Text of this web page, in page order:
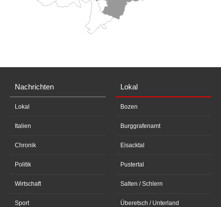
Nachrichten
Lokal
Italien
Chronik
Politik
Wirtschaft
Sport
Lokal
Bozen
Burggrafenamt
Eisacktal
Pustertal
Salten / Schlern
Überetsch / Unterland